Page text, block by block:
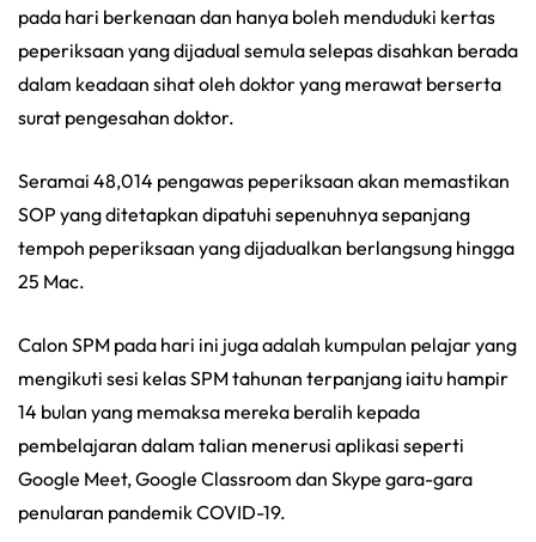
pada hari berkenaan dan hanya boleh menduduki kertas
peperiksaan yang dijadual semula selepas disahkan berada
dalam keadaan sihat oleh doktor yang merawat berserta
surat pengesahan doktor.
Seramai 48,014 pengawas peperiksaan akan memastikan
SOP yang ditetapkan dipatuhi sepenuhnya sepanjang
tempoh peperiksaan yang dijadualkan berlangsung hingga
25 Mac.
Calon SPM pada hari ini juga adalah kumpulan pelajar yang
mengikuti sesi kelas SPM tahunan terpanjang iaitu hampir
14 bulan yang memaksa mereka beralih kepada
pembelajaran dalam talian menerusi aplikasi seperti
Google Meet, Google Classroom dan Skype gara-gara
penularan pandemik COVID-19.